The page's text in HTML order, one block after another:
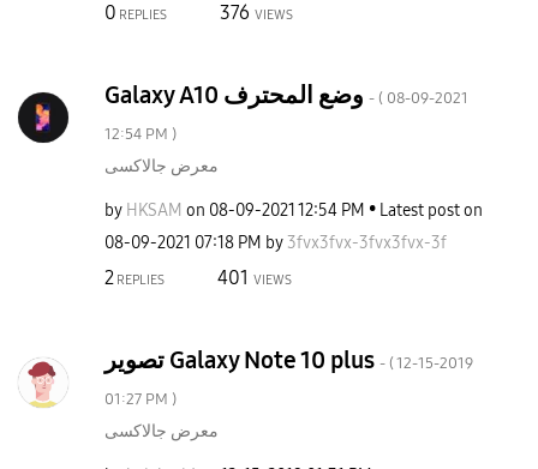
0 REPLIES 376 VIEWS
- ( ‎08-09-2021
12:54 PM )
معرض جالاكسى
by HKSAM on ‎08-09-2021 12:54 PM
Latest post on
‎08-09-2021 07:18 PM by3fvx3fvx-3fvx3fvx-3f
2 REPLIES 401 VIEWS
تصوير Galaxy Note 10 plus - (‎12-15-2019
01:27 PM )
معرض جالاكسى